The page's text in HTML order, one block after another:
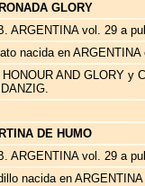
GLORY
ARGENTINA vol. 29 a
nacida en
HONOUR AND GLORY y
DE HUMO
ARGENTINA vol. 29 a
nacida en